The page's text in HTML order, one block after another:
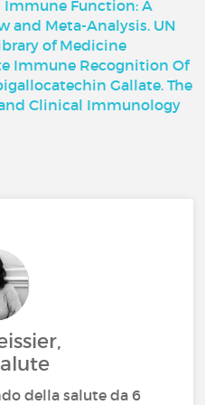
Function: A
and Meta-Analysis. UN
of Medicine
Immune Recognition Of
Gallate. The
Clinical Immunology
della salute da 6